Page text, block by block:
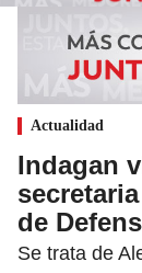
Actualidad
Indagan
de
Se trata de